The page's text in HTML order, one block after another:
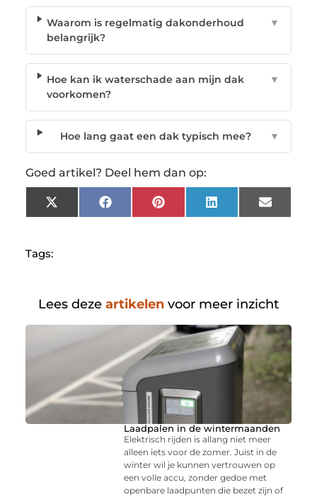
Waarom is regelmatig dakonderhoud
belangrijk?
▼
Hoe kan ik waterschade aan mijn dak
voorkomen?
▼
Hoe lang gaat een dak typisch mee? ▼
Goed artikel? Deel hem dan op:
X
(Twitter)
FacebookPinterest LinkedIn Email
Tags:
Lees deze artikelen voor meer inzicht
Laadpalen in de wintermaanden
Elektrisch rijden is allang niet meer
alleen iets voor de zomer. Juist in de
winter wil je kunnen vertrouwen op
een volle accu, zonder gedoe met
openbare laadpunten die bezet zijn of